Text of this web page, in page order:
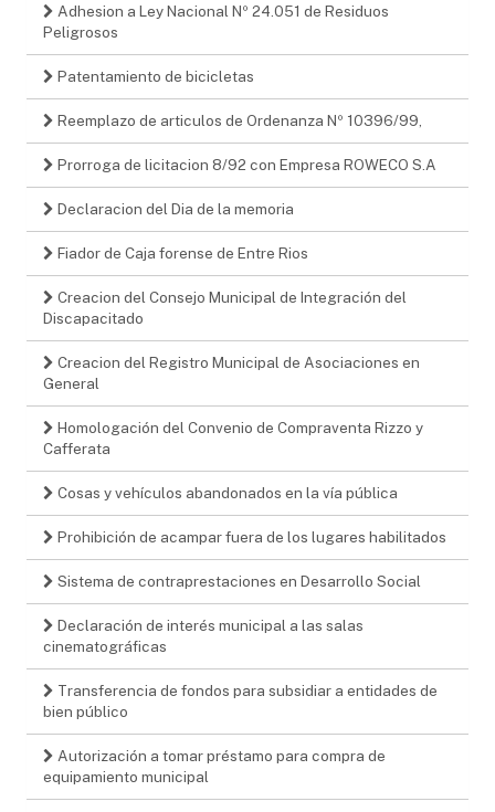
Adhesion a Ley Nacional Nº 24.051 de Residuos
Peligrosos
Patentamiento de bicicletas
Reemplazo de articulos de Ordenanza Nº 10396/99,
Prorroga de licitacion 8/92 con Empresa ROWECO S.A
Declaracion del Dia de la memoria
Fiador de Caja forense de Entre Rios
Creacion del Consejo Municipal de Integración del
Discapacitado
Creacion del Registro Municipal de Asociaciones en
General
Homologación del Convenio de Compraventa Rizzo y
Cafferata
Cosas y vehículos abandonados en la vía pública
Prohibición de acampar fuera de los lugares habilitados
Sistema de contraprestaciones en Desarrollo Social
Declaración de interés municipal a las salas
cinematográficas
Transferencia de fondos para subsidiar a entidades de
bien público
Autorización a tomar préstamo para compra de
equipamiento municipal